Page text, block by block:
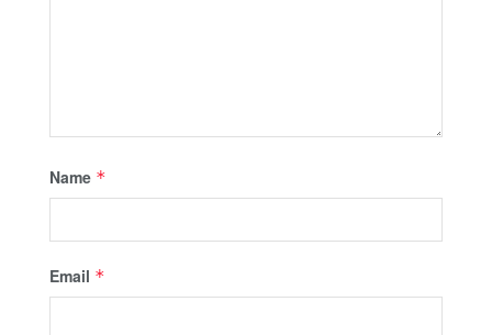
Name *
Email *